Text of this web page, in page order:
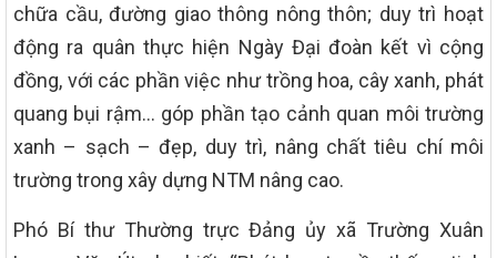
chữa cầu, đường giao thông nông thôn; duy trì hoạt
động ra quân thực hiện Ngày Đại đoàn kết vì cộng
đồng, với các phần việc như trồng hoa, cây xanh, phát
quang bụi rậm… góp phần tạo cảnh quan môi trường
xanh – sạch – đẹp, duy trì, nâng chất tiêu chí môi
trường trong xây dựng NTM nâng cao.
Phó Bí thư Thường trực Đảng ủy xã Trường Xuân